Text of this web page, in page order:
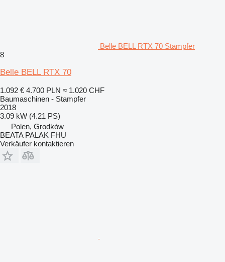
Belle BELL RTX 70 Stampfer
8
Belle BELL RTX 70
1.092 € 4.700 PLN ≈ 1.020 CHF
Baumaschinen - Stampfer
2018
3.09 kW (4.21 PS)
Polen, Grodków
BEATA PALAK FHU
Verkäufer kontaktieren